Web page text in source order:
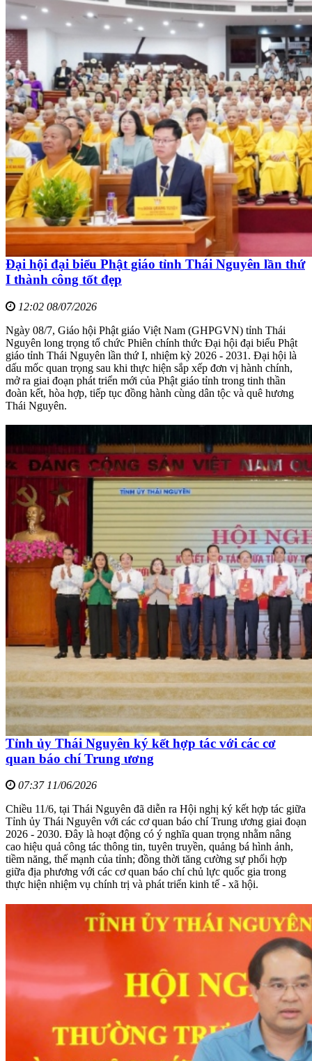
Đại hội đại biểu Phật giáo tỉnh Thái Nguyên lần thứ
I thành công tốt đẹp
12:02 08/07/2026
Ngày 08/7, Giáo hội Phật giáo Việt Nam (GHPGVN) tỉnh Thái
Nguyên long trọng tổ chức Phiên chính thức Đại hội đại biểu Phật
giáo tỉnh Thái Nguyên lần thứ I, nhiệm kỳ 2026 - 2031. Đại hội là
dấu mốc quan trọng sau khi thực hiện sắp xếp đơn vị hành chính,
mở ra giai đoạn phát triển mới của Phật giáo tỉnh trong tinh thần
đoàn kết, hòa hợp, tiếp tục đồng hành cùng dân tộc và quê hương
Thái Nguyên.
Tỉnh ủy Thái Nguyên ký kết hợp tác với các cơ
quan báo chí Trung ương
07:37 11/06/2026
Chiều 11/6, tại Thái Nguyên đã diễn ra Hội nghị ký kết hợp tác giữa
Tỉnh ủy Thái Nguyên với các cơ quan báo chí Trung ương giai đoạn
2026 - 2030. Đây là hoạt động có ý nghĩa quan trọng nhằm nâng
cao hiệu quả công tác thông tin, tuyên truyền, quảng bá hình ảnh,
tiềm năng, thế mạnh của tỉnh; đồng thời tăng cường sự phối hợp
giữa địa phương với các cơ quan báo chí chủ lực quốc gia trong
thực hiện nhiệm vụ chính trị và phát triển kinh tế - xã hội.